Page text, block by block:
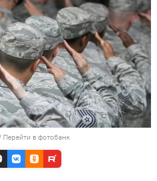
Перейти в фотобанк